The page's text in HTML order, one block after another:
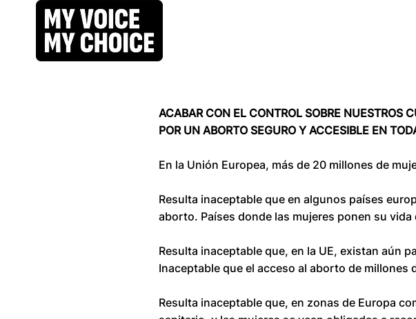
ACABAR CON EL CONTROL SOBRE NUESTROS
POR UN ABORTO SEGURO Y ACCESIBLE EN
En la Unión Europea, más de 20 millones de
Resulta inaceptable que en algunos países
aborto. Países donde las mujeres ponen su
Resulta inaceptable que, en la UE, existan aún
Inaceptable que el acceso al aborto de
Resulta inaceptable que, en zonas de Europa